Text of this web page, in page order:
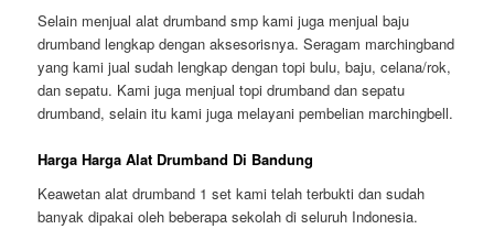
Selain menjual alat drumband smp kami juga menjual baju
drumband lengkap dengan aksesorisnya. Seragam marchingband
yang kami jual sudah lengkap dengan topi bulu, baju, celana/rok,
dan sepatu. Kami juga menjual topi drumband dan sepatu
drumband, selain itu kami juga melayani pembelian marchingbell.
Harga Harga Alat Drumband Di Bandung
Keawetan alat drumband 1 set kami telah terbukti dan sudah
banyak dipakai oleh beberapa sekolah di seluruh Indonesia.